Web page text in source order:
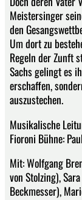
Meistersinger
den
Um dort zu
Regeln der Zunft
Sachs gelingt es
erschaffen,
auszustechen.
Musikalische
Fioroni Bühne:
Mit: Wolfgang
von Stolzing),
Beckmesser),